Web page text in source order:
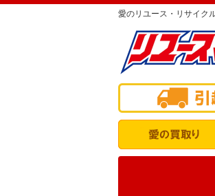
愛のリユース・リサイク